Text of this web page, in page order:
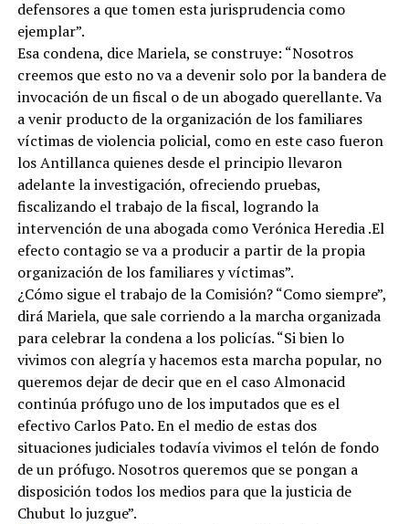
defensores a que tomen esta jurisprudencia como
ejemplar”.
Esa condena, dice Mariela, se construye: “Nosotros
creemos que esto no va a devenir solo por la bandera de
invocación de un fiscal o de un abogado querellante. Va
a venir producto de la organización de los familiares
víctimas de violencia policial, como en este caso fueron
los Antillanca quienes desde el principio llevaron
adelante la investigación, ofreciendo pruebas,
fiscalizando el trabajo de la fiscal, logrando la
intervención de una abogada como Verónica Heredia .El
efecto contagio se va a producir a partir de la propia
organización de los familiares y víctimas”.
¿Cómo sigue el trabajo de la Comisión? “Como siempre”,
dirá Mariela, que sale corriendo a la marcha organizada
para celebrar la condena a los policías. “Si bien lo
vivimos con alegría y hacemos esta marcha popular, no
queremos dejar de decir que en el caso Almonacid
continúa prófugo uno de los imputados que es el
efectivo Carlos Pato. En el medio de estas dos
situaciones judiciales todavía vivimos el telón de fondo
de un prófugo. Nosotros queremos que se pongan a
disposición todos los medios para que la justicia de
Chubut lo juzgue”.